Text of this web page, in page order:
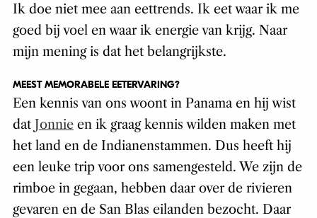
Ik doe niet mee aan eettrends. Ik eet waar ik me
goed bij voel en waar ik energie van krijg. Naar
mijn mening is dat het belangrijkste.
MEEST MEMORABELE EETERVARING?
Een kennis van ons woont in Panama en hij wist
dat Jonnieen ik graag kennis wilden maken met
het land en de Indianenstammen. Dus heeft hij
een leuke trip voor ons samengesteld. We zijn de
rimboe in gegaan, hebben daar over de rivieren
gevaren en de San Blas eilanden bezocht. Daar